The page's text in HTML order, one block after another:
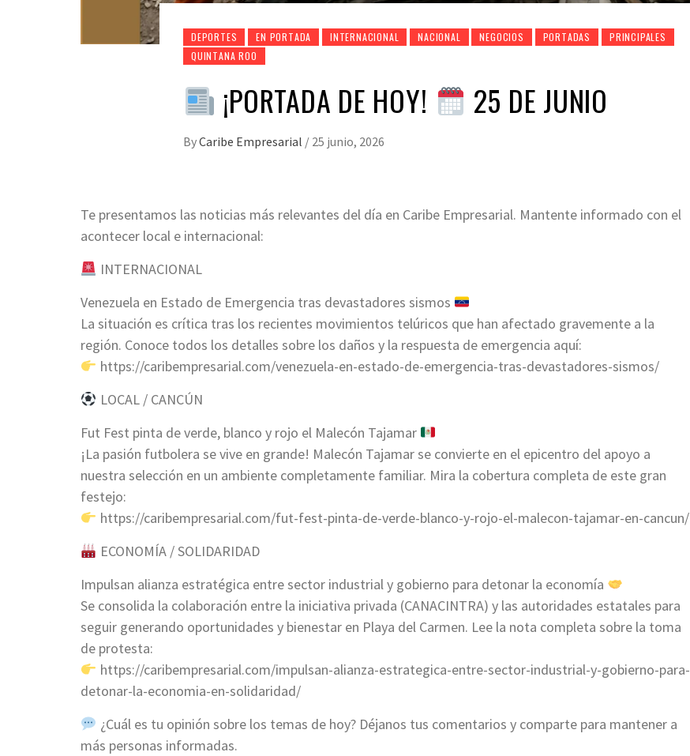
DEPORTES EN PORTADA INTERNACIONAL NACIONAL NEGOCIOS PORTADAS
PRINCIPALES
QUINTANA ROO
¡PORTADA DE HOY! 25 DE JUNIO
ByCaribe Empresarial / 25 junio, 2026
Te presentamos las noticias más relevantes del día en Caribe Empresarial. Mantente informado con el
acontecer local e internacional:
INTERNACIONAL
Venezuela en Estado de Emergencia tras devastadores sismos
La situación es crítica tras los recientes movimientos telúricos que han afectado gravemente a la
región. Conoce todos los detalles sobre los daños y la respuesta de emergencia aquí:
https://caribempresarial.com/venezuela-en-estado-de-emergencia-tras-devastadores-sismos/
LOCAL / CANCÚN
Fut Fest pinta de verde, blanco y rojo el Malecón Tajamar
¡La pasión futbolera se vive en grande! Malecón Tajamar se convierte en el epicentro del apoyo a
nuestra selección en un ambiente completamente familiar. Mira la cobertura completa de este gran
festejo:
https://caribempresarial.com/fut-fest-pinta-de-verde-blanco-y-rojo-el-malecon-tajamar-en-cancun/
ECONOMÍA / SOLIDARIDAD
Impulsan alianza estratégica entre sector industrial y gobierno para detonar la economía
Se consolida la colaboración entre la iniciativa privada (CANACINTRA) y las autoridades estatales para
seguir generando oportunidades y bienestar en Playa del Carmen. Lee la nota completa sobre la toma
de protesta:
https://caribempresarial.com/impulsan-alianza-estrategica-entre-sector-industrial-y-gobierno-para-
detonar-la-economia-en-solidaridad/
¿Cuál es tu opinión sobre los temas de hoy? Déjanos tus comentarios y comparte para mantener a
más personas informadas.